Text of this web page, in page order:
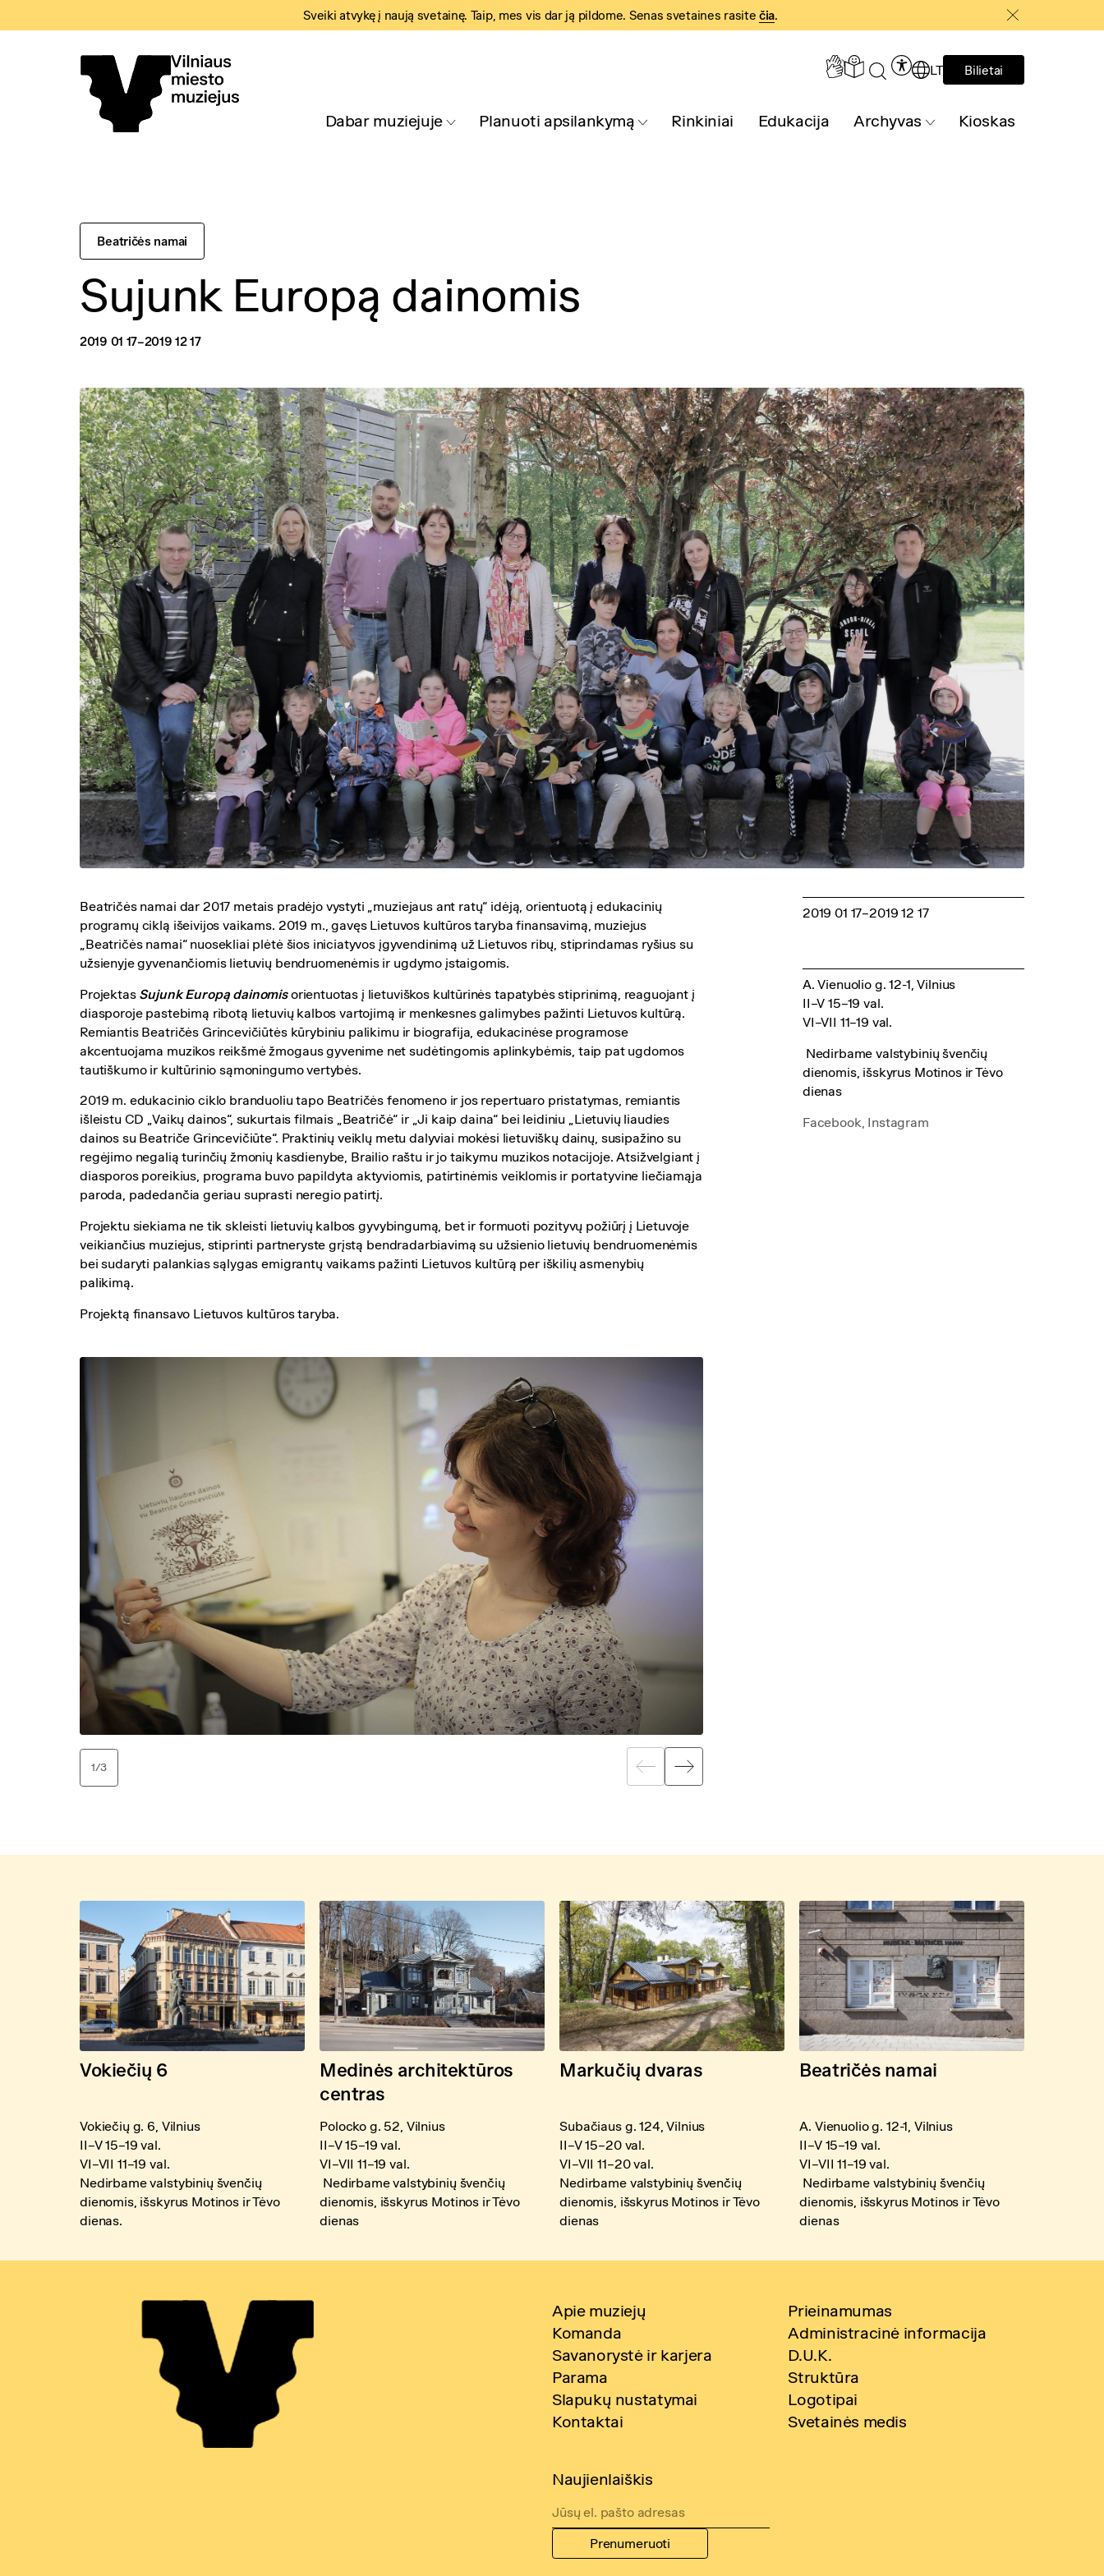
Sveiki atvykę į naują svetainę. Taip, mes vis dar ją pildome. Senas svetaines rasitečia.
LT Bilietai
Dabar muziejuje Planuoti apsilankymą Rinkiniai Edukacija Archyvas Kioskas
Beatričės namai
Sujunk Europą dainomis
2019 01 17–2019 12 17
Beatričės namai dar 2017 metais pradėjo vystyti „muziejaus ant ratų“ idėją, orientuotą į edukacinių
programų ciklą išeivijos vaikams. 2019 m., gavęs Lietuvos kultūros taryba finansavimą, muziejus
„Beatričės namai“ nuosekliai plėtė šios iniciatyvos įgyvendinimą už Lietuvos ribų, stiprindamas ryšius su
užsienyje gyvenančiomis lietuvių bendruomenėmis ir ugdymo įstaigomis.
Projektas Sujunk Europą dainomis orientuotas į lietuviškos kultūrinės tapatybės stiprinimą, reaguojant į
diasporoje pastebimą ribotą lietuvių kalbos vartojimą ir menkesnes galimybes pažinti Lietuvos kultūrą.
Remiantis Beatričės Grincevičiūtės kūrybiniu palikimu ir biografija, edukacinėse programose
akcentuojama muzikos reikšmė žmogaus gyvenime net sudėtingomis aplinkybėmis, taip pat ugdomos
tautiškumo ir kultūrinio sąmoningumo vertybės.
2019 m. edukacinio ciklo branduoliu tapo Beatričės fenomeno ir jos repertuaro pristatymas, remiantis
išleistu CD „Vaikų dainos“, sukurtais filmais „Beatričė“ ir „Ji kaip daina“ bei leidiniu „Lietuvių liaudies
dainos su Beatriče Grincevičiūte“. Praktinių veiklų metu dalyviai mokėsi lietuviškų dainų, susipažino su
regėjimo negalią turinčių žmonių kasdienybe, Brailio raštu ir jo taikymu muzikos notacijoje. Atsižvelgiant į
diasporos poreikius, programa buvo papildyta aktyviomis, patirtinėmis veiklomis ir portatyvine liečiamąja
paroda, padedančia geriau suprasti neregio patirtį.
Projektu siekiama ne tik skleisti lietuvių kalbos gyvybingumą, bet ir formuoti pozityvų požiūrį į Lietuvoje
veikiančius muziejus, stiprinti partneryste grįstą bendradarbiavimą su užsienio lietuvių bendruomenėmis
bei sudaryti palankias sąlygas emigrantų vaikams pažinti Lietuvos kultūrą per iškilių asmenybių
palikimą.
Projektą finansavo Lietuvos kultūros taryba.
1/3
2019 01 17–2019 12 17
A. Vienuolio g. 12-1, Vilnius
II–V 15–19 val.
VI–VII 11–19 val.
Nedirbame valstybinių švenčių
dienomis, išskyrus Motinos ir Tėvo
dienas
Facebook Instagram
Vokiečių 6
Vokiečių g. 6, Vilnius
II–V 15–19 val.
VI–VII 11–19 val.
Nedirbame valstybinių švenčių
dienomis, išskyrus Motinos ir Tėvo
dienas.
Medinės architektūros
centras
Polocko g. 52, Vilnius
II–V 15–19 val.
VI–VII 11–19 val.
Nedirbame valstybinių švenčių
dienomis, išskyrus Motinos ir Tėvo
dienas
Markučių dvaras
Subačiaus g. 124, Vilnius
II–V 15–20 val.
VI–VII 11–20 val.
Nedirbame valstybinių švenčių
dienomis, išskyrus Motinos ir Tėvo
dienas
Beatričės namai
A. Vienuolio g. 12-1, Vilnius
II–V 15–19 val.
VI–VII 11–19 val.
Nedirbame valstybinių švenčių
dienomis, išskyrus Motinos ir Tėvo
dienas
Apie muziejų
Komanda
Savanorystė ir karjera
Parama
Slapukų nustatymai
Kontaktai
Prieinamumas
Administracinė informacija
D.U.K.
Struktūra
Logotipai
Svetainės medis
Naujienlaiškis
Prenumeruoti